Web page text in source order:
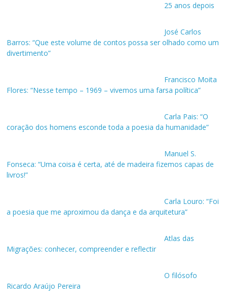
25 anos depois
José Carlos
Barros: “Que este volume de contos possa ser olhado como um
divertimento”
Francisco Moita
Flores: “Nesse tempo – 1969 – vivemos uma farsa política”
Carla Pais: “O
coração dos homens esconde toda a poesia da humanidade”
Manuel S.
Fonseca: “Uma coisa é certa, até de madeira fizemos capas de
livros!”
Carla Louro: “Foi
a poesia que me aproximou da dança e da arquitetura”
Atlas das
Migrações: conhecer, compreender e reflectir
O filósofo
Ricardo Araújo Pereira